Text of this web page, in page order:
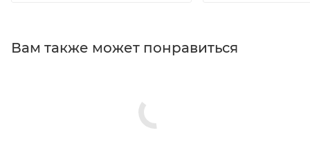
Вам также может понравиться